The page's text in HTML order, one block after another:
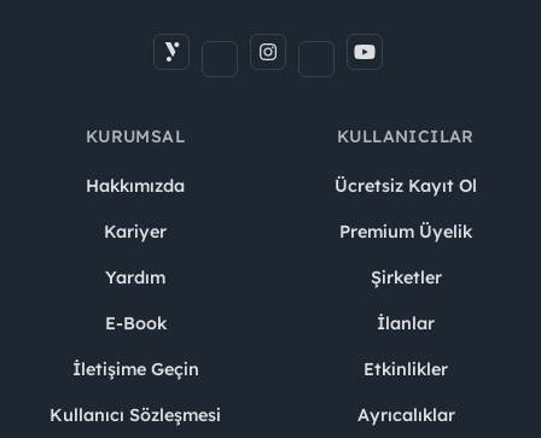
KURUMSAL
Hakkımızda
Kariyer
Yardım
E-Book
İletişime Geçin
Kullanıcı Sözleşmesi
KULLANICILAR
Ücretsiz Kayıt Ol
Premium Üyelik
Şirketler
İlanlar
Etkinlikler
Ayrıcalıklar